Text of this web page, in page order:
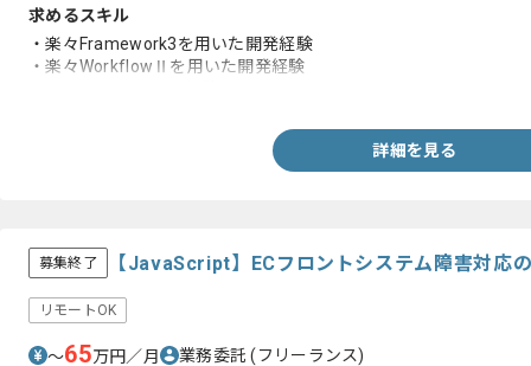
求めるスキル
・楽々Framework3を用いた開発経験
・楽々WorkflowⅡを用いた開発経験
詳細を見る
募集終了 【JavaScript】ECフロントシステム障害対応
リモートOK
〜65万円／月 業務委託(フリーランス)